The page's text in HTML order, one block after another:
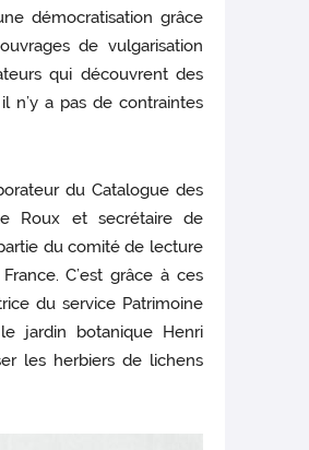
démocratisation grâce
de vulgarisation
qui découvrent des
n’y a pas de contraintes
du Catalogue des
Roux et secrétaire de
du comité de lecture
C’est grâce à ces
du service Patrimoine
jardin botanique Henri
les herbiers de lichens